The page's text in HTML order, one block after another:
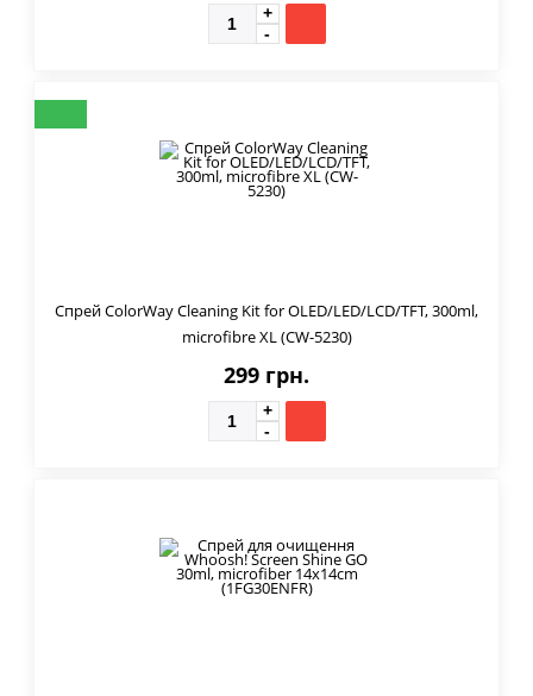
Спрей ColorWay Cleaning Kit for OLED/LED/LCD/TFT, 300ml,
microfibre XL (CW-5230)
299 грн.